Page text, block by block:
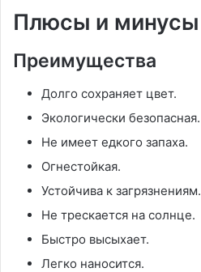
Плюсы и минусы
Преимущества
Долго сохраняет цвет.
Экологически безопасная.
Не имеет едкого запаха.
Огнестойкая.
Устойчива к загрязнениям.
Не трескается на солнце.
Быстро высыхает.
Легко наносится.